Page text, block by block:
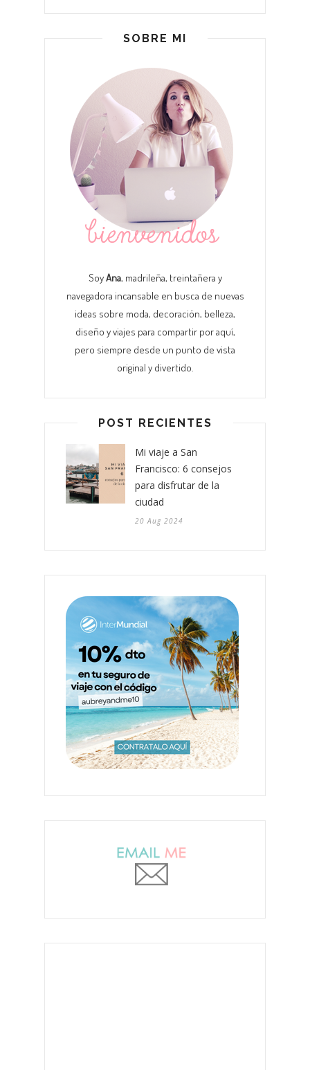
SOBRE MI
SoyAna, madrileña, treintañera y
navegadora incansable en busca de nuevas
ideas sobre moda, decoración, belleza,
diseño y viajes para compartir por aquí,
pero siempre desde un punto de vista
original y divertido.
POST RECIENTES
Mi viaje a San
Francisco: 6 consejos
para disfrutar de la
ciudad
20 Aug 2024